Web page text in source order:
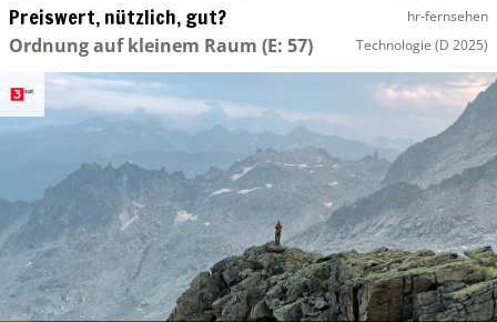
Preiswert, nützlich, gut? hr-fernsehen
Ordnung auf kleinem Raum (E: 57) Technologie (D 2025)